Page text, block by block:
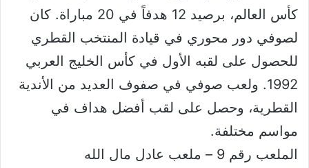
كأس العالم، برصيد 12 هدفاً في 20 مباراة. كان
لصوفي دور محوري في قيادة المنتخب القطري
للحصول على لقبه الأول في كأس الخليج العربي
1992. ولعب صوفي في صفوف العديد من الأندية
القطرية، وحصل على لقب أفضل هداف في
مواسم مختلفة.
الملعب رقم 9 – ملعب عادل مال الله